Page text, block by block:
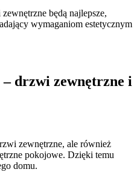
będą najlepsze,
wymaganiom estetycznym
drzwi zewnętrzne i
zewnętrzne, ale również
pokojowe. Dzięki temu
domu.